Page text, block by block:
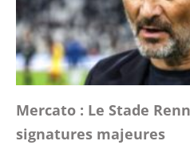
Mercato : Le Stade
signatures majeures